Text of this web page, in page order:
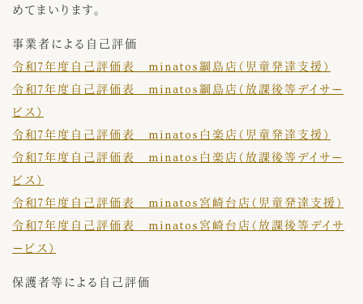
めてまいります。
事業者による自己評価
令和7年度自己評価表 minatos綱島店（児童発達支援）
令和7年度自己評価表 minatos綱島店（放課後等デイサー
ビス）
令和7年度自己評価表 minatos白楽店（児童発達支援）
令和7年度自己評価表 minatos白楽店（放課後等デイサー
ビス）
令和7年度自己評価表 minatos宮崎台店（児童発達支援）
令和7年度自己評価表 minatos宮崎台店（放課後等デイサ
ービス）
保護者等による自己評価